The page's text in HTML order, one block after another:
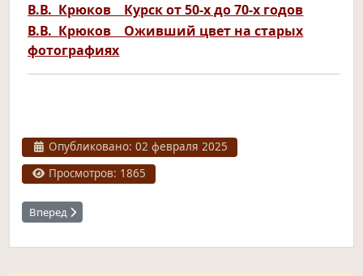
В.В. Крюков Курск от 50-х до 70-х годов
В.В. Крюков Оживший цвет на старых
фотографиях
Информация о материале
Опубликовано: 02 февраля 2025
Просмотров: 1865
Следующий: Сравните две фотографии Часть 3
Вперед